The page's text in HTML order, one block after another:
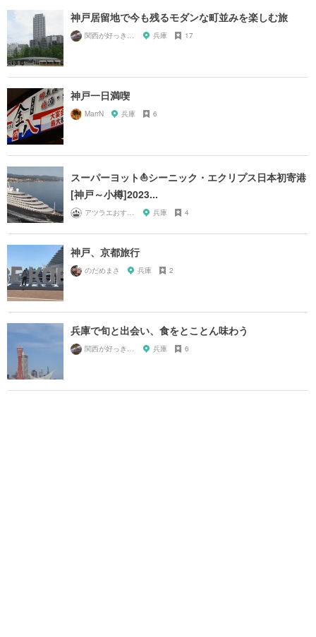
神戸居留地で今も残るモダンな町並みを楽しむ旅
関西が好っきゃねん 兵庫 17
神戸一日満喫
MarrN 兵庫 6
スーパーヨット⛵️シーニック・エクリプス日本初寄港
[神戸～小樽]2023...
アツラエおすすめ旅プラン！ 兵庫 4
神戸、京都旅行
のだめまさ 兵庫 2
兵庫で旬と出会い、食をとことん味わう
関西が好っきゃねん 兵庫 6